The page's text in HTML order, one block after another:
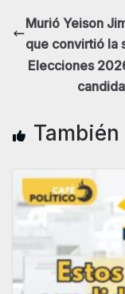
Murió Yeison
que convirtió la
Elecciones